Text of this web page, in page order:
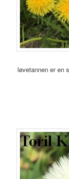
løvetannen er en